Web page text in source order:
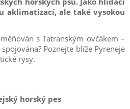
aklimatizací, ale také vysokou
s Tatranským ovčákem –
Poznejte blíže Pyreneje
rysy.
horský pes